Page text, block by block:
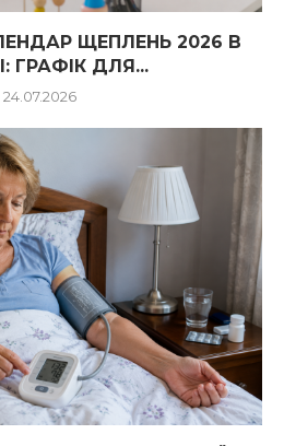
ЩЕПЛЕНЬ 2026 В
ГРАФІК ДЛЯ...
24.07.2026